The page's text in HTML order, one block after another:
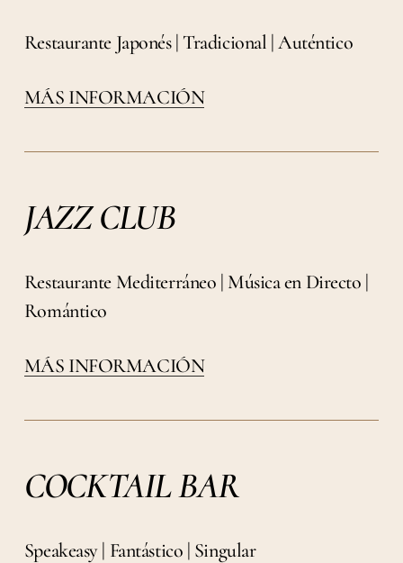
Restaurante Japonés | Tradicional | Auténtico
MÁS INFORMACIÓN
JAZZ CLUB
Restaurante Mediterráneo | Música en Directo |
Romántico
MÁS INFORMACIÓN
COCKTAIL BAR
Speakeasy | Fantástico | Singular